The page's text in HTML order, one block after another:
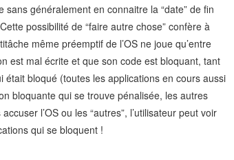
généralement en connaitre la “date” de fin
possibilité de “faire autre chose” confère à
même préemptif de l’OS ne joue qu’entre
est mal écrite et que son code est bloquant, tant
était bloqué (toutes les applications en cours aussi
bloquante qui se trouve pénalisée, les autres
l’OS ou les “autres”, l’utilisateur peut voir
qui se bloquent !